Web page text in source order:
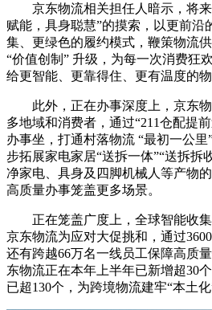
京东物流相关担任人暗示，将来
赋能，具身聪慧”的摸索，以更前沿
集、更绿色的履约模式，鞭策物流
“价值创制” 升级，为每一次消费狂
给更智能、更靠得住、更有温度的物
此外，正在办事深度上，京东物
多地域和消费者，通过“211仓配提
办事坐，打通村落物流 “最初一公
步拓展家电家居“送拆一体”“送拆拆
净家电、具身及四脚机械人等产物
高质量办事笼盖更多场景。
正在笼盖广度上，全球智能收集
京东物流为应对大促挑和，通过
还有跨越66万名一线员工保障高质
东物流正在本年上半年已新增超30
已超130个，为跨境物流建牢“本土化